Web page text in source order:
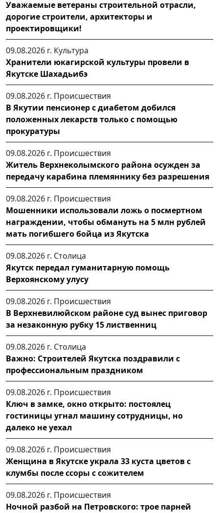
Уважаемые ветераны строительной отрасли,
дорогие строители, архитекторы и
проектировщики!
09.08.2026 г. Культура
Хранители юкагирской культуры провели в
Якутске Шахадьибэ
09.08.2026 г. Происшествия
В Якутии пенсионер с диабетом добился
положенных лекарств только с помощью
прокуратуры
09.08.2026 г. Происшествия
Житель Верхнеколымского района осужден за
передачу карабина племяннику без разрешения
09.08.2026 г. Происшествия
Мошенники использовали ложь о посмертном
награждении, чтобы обмануть на 5 млн рублей
мать погибшего бойца из Якутска
09.08.2026 г. Столица
Якутск передал гуманитарную помощь
Верхоянскому улусу
09.08.2026 г. Происшествия
В Верхневилюйском районе суд вынес приговор
за незаконную рубку 15 лиственниц
09.08.2026 г. Столица
Важно: Строителей Якутска поздравили с
профессиональным праздником
09.08.2026 г. Происшествия
Ключ в замке, окно открыто: постоялец
гостиницы угнал машину сотрудницы, но
далеко не уехал
09.08.2026 г. Происшествия
Женщина в Якутске украла 33 куста цветов с
клумбы после ссоры с сожителем
09.08.2026 г. Происшествия
Ночной разбой на Петровского: трое парней